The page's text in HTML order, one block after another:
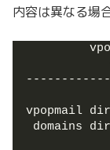
内容は異なる場
vpopmail
domains